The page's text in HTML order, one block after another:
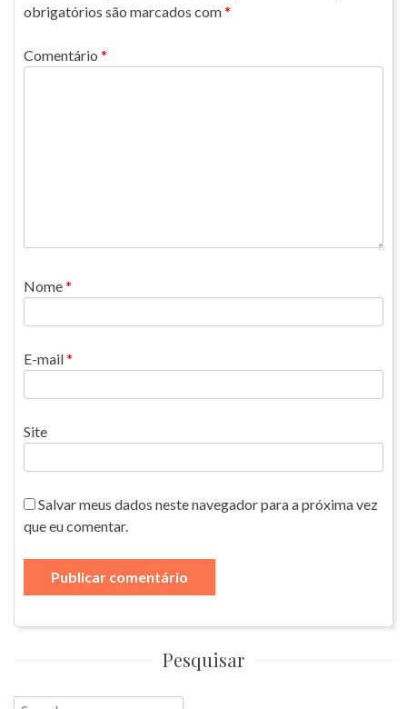
obrigatórios são marcados com*
Comentário *
Nome*
E-mail*
Site
Salvar meus dados neste navegador para a próxima vez
que eu comentar.
Pesquisar